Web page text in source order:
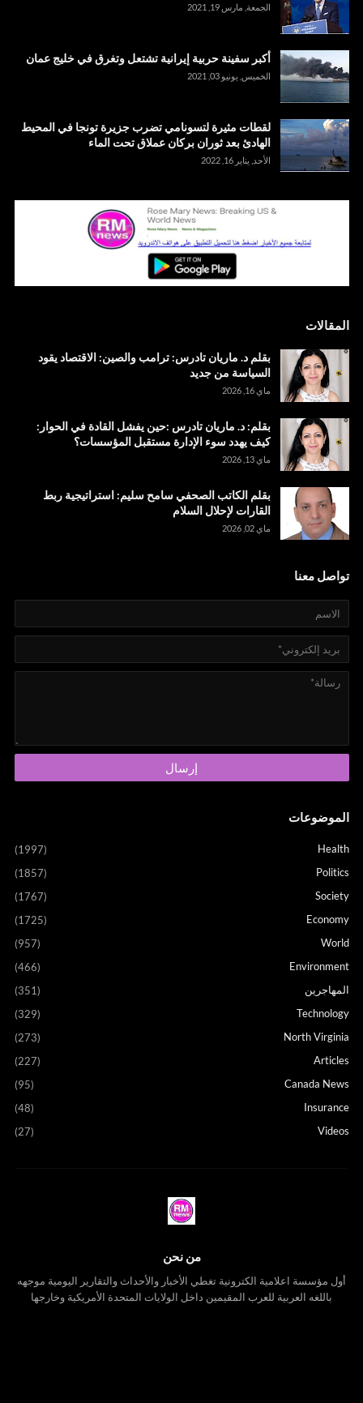
الجمعة, مارس 19, 2021
أكبر سفينة حربية إيرانية تشتعل وتغرق في خليج عمان
الخميس, يونيو 03, 2021
لقطات مثيرة لتسونامي تضرب جزيرة تونجا في المحيط
الهادئ بعد ثوران بركان عملاق تحت الماء
الأحد, يناير 16, 2022
المقالات
بقلم د. ماريان تادرس: ترامب والصين: الاقتصاد يقود
السياسة من جديد
ماي 16, 2026
بقلم: د. ماريان تادرس :حين يفشل القادة في الحوار:
كيف يهدد سوء الإدارة مستقبل المؤسسات؟
ماي 13, 2026
بقلم الكاتب الصحفي سامح سليم: استراتيجية ربط
القارات لإحلال السلام
ماي 02, 2026
تواصل معنا
الموضوعات
Health
(1997)
Politics
(1857)
Society
(1767)
Economy
(1725)
World
(957)
Environment
(466)
المهاجرين
(351)
Technology
(329)
North Virginia
(273)
Articles
(227)
Canada News
(95)
Insurance
(48)
Videos
(27)
من نحن
أول مؤسسة اعلامية الكترونية تغطي الأخبار والأحداث والتقارير اليومية موجهه
باللغه العربية للعرب المقيمين داخل الولايات المتحدة الأمريكية وخارجها